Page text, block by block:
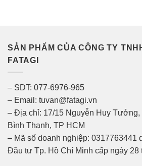
SẢN PHẨM CỦA CÔNG TY
FATAGI
– SDT: 077-6976-965
– Email: tuvan@fatagi.vn
– Địa chỉ: 17/15 Nguyễn Huy
Bình Thạnh, TP HCM
– Mã số doanh nghiệp: 0317763441
Đầu tư Tp. Hồ Chí Minh cấp ngày 28